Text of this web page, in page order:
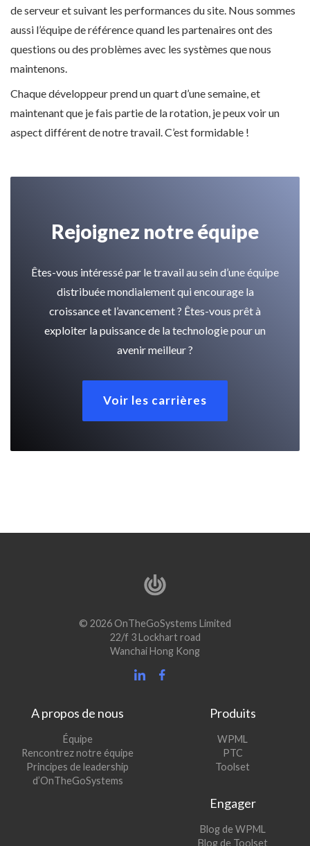
de serveur et suivant les performances du site. Nous sommes
aussi l’équipe de référence quand les partenaires ont des
questions ou des problèmes avec les systèmes que nous
maintenons.
Chaque développeur prend un quart d’une semaine, et
maintenant que je fais partie de la rotation, je peux voir un
aspect différent de notre travail. C’est formidable !
Rejoignez notre équipe
Êtes-vous intéressé par le travail au sein d’une équipe
distribuée mondialement qui encourage la
croissance et l’avancement ? Êtes-vous prêt à
exploiter la puissance de la technologie pour un
avenir meilleur ?
Voir les carrières
© 2026 OnTheGoSystems Limited
22/f 3 Lockhart road
Wanchai Hong Kong
A propos de nous
Équipe
Rencontrez notre équipe
Principes de leadership
d’OnTheGoSystems
Produits
WPML
une
PTC(s’ouvre
dans
fenêtre)
Toolset(s’ouvre
nouvelle
Engager
Blog de WPML
dans
Blog de Toolset(s’ouvre